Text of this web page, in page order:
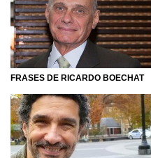
FRASES DE RICARDO BOECHAT